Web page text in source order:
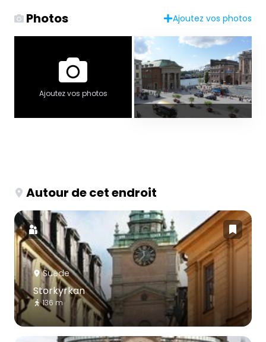
Photos Ajoutez vos photos
Ajoutez vos photos
Autour de cet endroit
Suède
Storkyrkan
136 m